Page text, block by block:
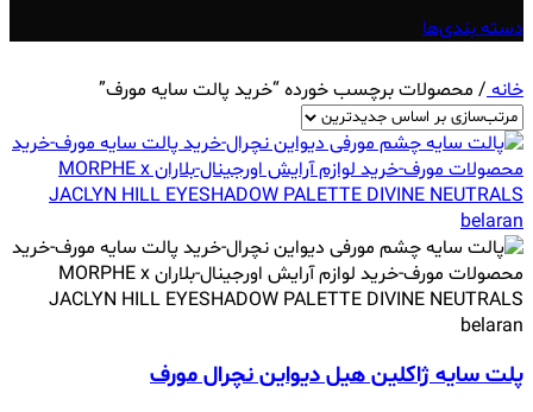
دسته بندی‌ها
خانه/ محصولات برچسب خورده “خرید پالت سایه مورف”
پلت سایه ژاکلین هیل دیواین نچرال مورف